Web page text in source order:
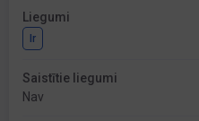
Liegumi
Ir
Saistītie liegumi
Nav